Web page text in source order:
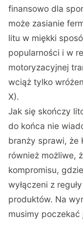
finansowo dla
może zasianie
litu w miękki
popularności i w
motoryzacyjnej
wciąż tylko
X).
Jak się skończy
do końca nie
branży sprawi, że
również możliwe,
kompromisu,
wyłączeni z
produktów. Na
musimy poczekać